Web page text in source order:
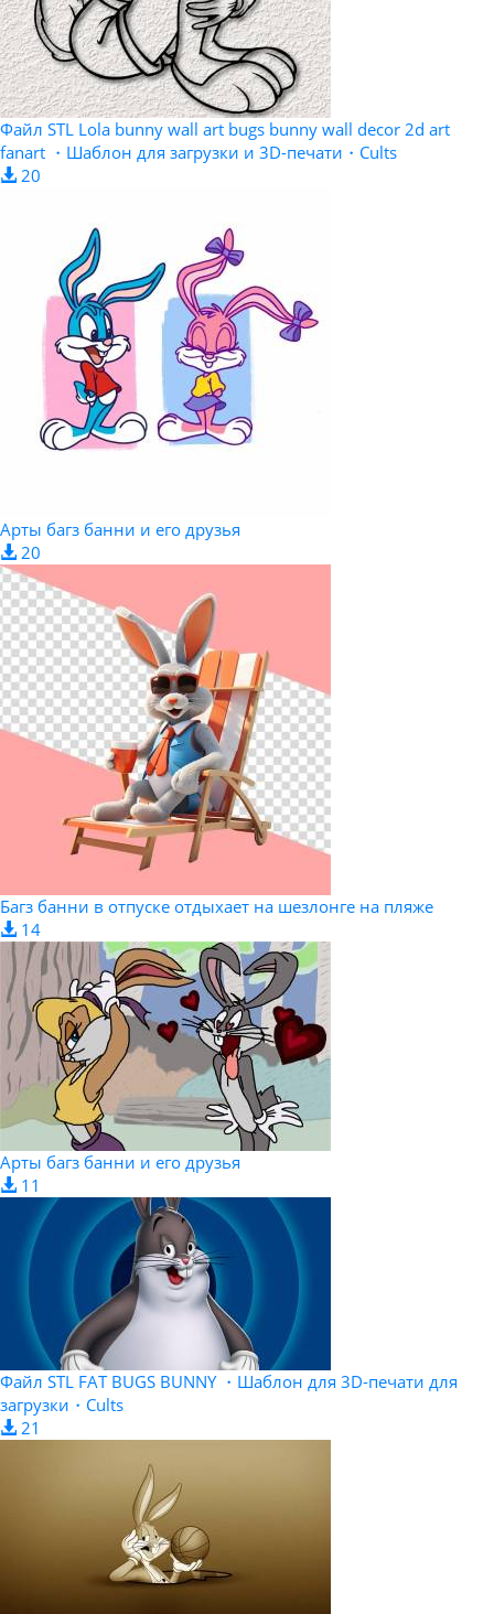
Файл STL Lola bunny wall art bugs bunny wall decor 2d art
fanart ・Шаблон для загрузки и 3D-печати・Cults
20
Арты багз банни и его друзья
20
Багз банни в отпуске отдыхает на шезлонге на пляже
14
Арты багз банни и его друзья
11
Файл STL FAT BUGS BUNNY ・Шаблон для 3D-печати для
загрузки・Cults
21